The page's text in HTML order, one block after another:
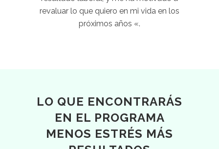
revaluar lo que quiero en mi vida en los
próximos años «.
LO QUE ENCONTRARÁS
EN EL PROGRAMA
MENOS ESTRÉS MÁS